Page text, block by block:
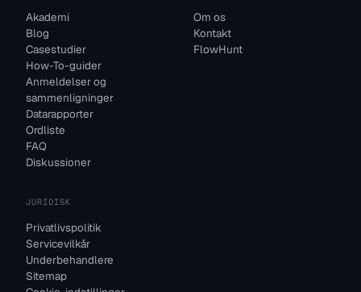
Akademi
Blog
Casestudier
How-To-guider
Anmeldelser og
sammenligninger
Datarapporter
Ordliste
FAQ
Diskussioner
Om os
Kontakt
FlowHunt
JURIDISK
Privatlivspolitik
Servicevilkår
Underbehandlere
Sitemap